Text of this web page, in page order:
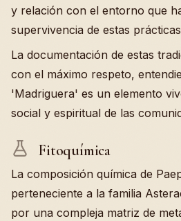
y relación con el entorno que
supervivencia de estas
La documentación de estas
con el máximo respeto,
'Madriguera' es un elemento
social y espiritual de las
Fitoquímica
La composición química de
perteneciente a la familia
por una compleja matriz de